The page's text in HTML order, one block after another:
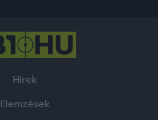
Hírek
Elemzések